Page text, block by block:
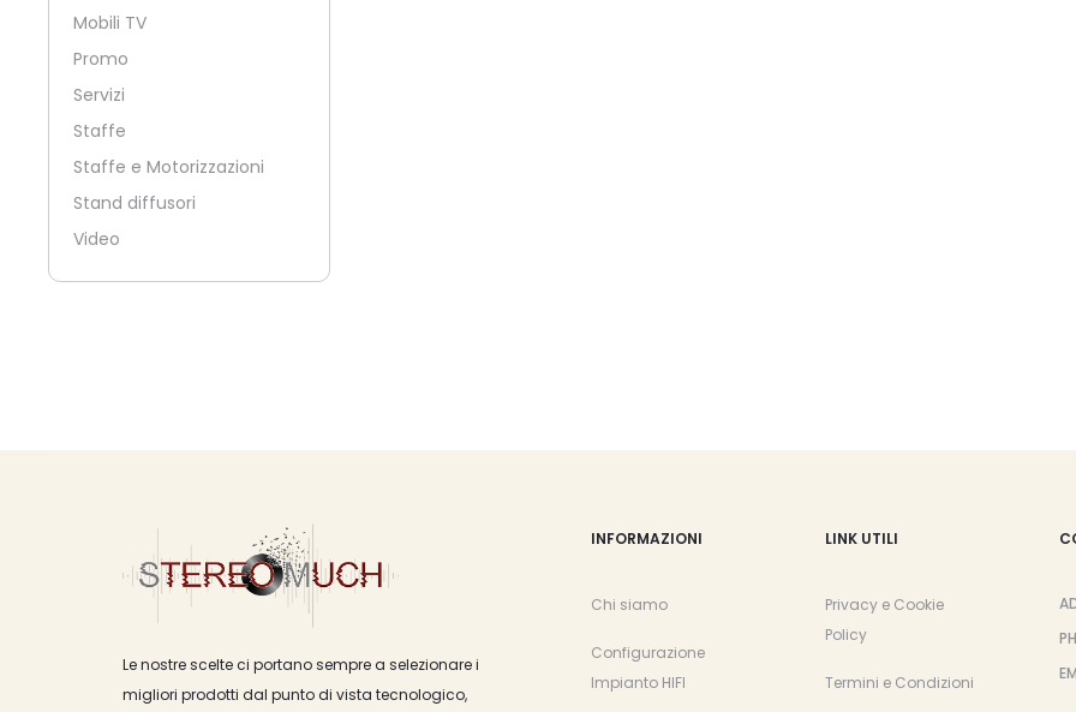
Mobili TV
Promo
Servizi
Staffe
Staffe e Motorizzazioni
Stand diffusori
Video
Le nostre scelte ci portano sempre a selezionare i
migliori prodotti dal punto di vista tecnologico,
INFORMAZIONI
Chi siamo
Configurazione
Impianto HIFI
LINK UTILI
Privacy e Cookie
Policy
Termini e Condizioni